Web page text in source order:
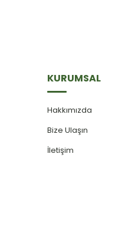
KURUMSAL
Hakkımızda
Bize Ulaşın
İletişim